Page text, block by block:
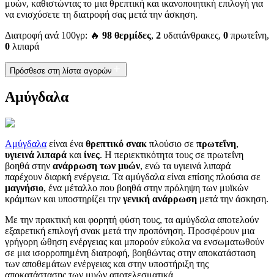
μυών, καθιστώντας το μια θρεπτική και ικανοποιητική επιλογή για
να ενισχύσετε τη διατροφή σας μετά την άσκηση.
Διατροφή ανά 100γρ: 🔥 98 θερμίδες, 2 υδατάνθρακες, 0 πρωτεΐνη,
0 λιπαρά
Πρόσθεσε στη λίστα αγορών
Αμύγδαλα
Αμύγδαλα είναι ένα θρεπτικό σνακ πλούσιο σε πρωτεΐνη,
υγιεινά λιπαρά και ίνες. Η περιεκτικότητα τους σε πρωτεΐνη
βοηθά στην ανάρρωση των μυών, ενώ τα υγιεινά λιπαρά
παρέχουν διαρκή ενέργεια. Τα αμύγδαλα είναι επίσης πλούσια σε
μαγνήσιο, ένα μέταλλο που βοηθά στην πρόληψη των μυϊκών
κράμπων και υποστηρίζει την γενική ανάρρωση μετά την άσκηση.
Με την πρακτική και φορητή φύση τους, τα αμύγδαλα αποτελούν
εξαιρετική επιλογή σνακ μετά την προπόνηση. Προσφέρουν μια
γρήγορη ώθηση ενέργειας και μπορούν εύκολα να ενσωματωθούν
σε μια ισορροπημένη διατροφή, βοηθώντας στην αποκατάσταση
των αποθεμάτων ενέργειας και στην υποστήριξη της